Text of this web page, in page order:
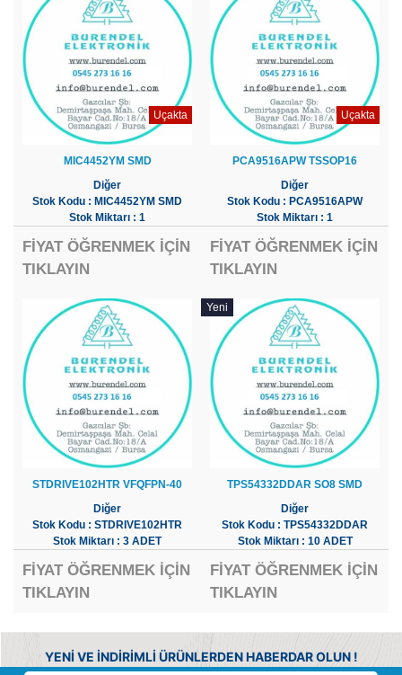
Uçakta
MIC4452YM SMD
Diğer
Stok Kodu : MIC4452YM SMD
Stok Miktarı : 1
FİYAT ÖĞRENMEK İÇİN
TIKLAYIN
Uçakta
PCA9516APW TSSOP16
Diğer
Stok Kodu : PCA9516APW
Stok Miktarı : 1
FİYAT ÖĞRENMEK İÇİN
TIKLAYIN
STDRIVE102HTR VFQFPN-40
Diğer
Stok Kodu : STDRIVE102HTR
Stok Miktarı : 3 ADET
FİYAT ÖĞRENMEK İÇİN
TIKLAYIN
Yeni
TPS54332DDAR SO8 SMD
Diğer
Stok Kodu : TPS54332DDAR
Stok Miktarı : 10 ADET
FİYAT ÖĞRENMEK İÇİN
TIKLAYIN
YENİ VE İNDİRİMLİ ÜRÜNLERDEN HABERDAR OLUN !